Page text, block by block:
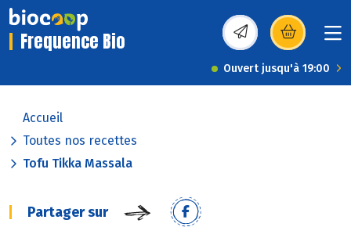
Frequence Bio (s’ouvre dans une
Ouvert jusqu'à 19:00
Accueil
Toutes nos recettes
Tofu Tikka Massala
Partager sur